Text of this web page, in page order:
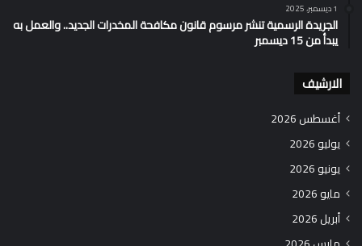
1 ديسمبر، 2025
الجريدة الرسمية تنشر مرسوم قانون مكافحة المخدرات الجديد.. والعمل به
يبدأ من 15 ديسمبر
الارشيف
أغسطس 2026
يوليو 2026
يونيو 2026
مايو 2026
أبريل 2026